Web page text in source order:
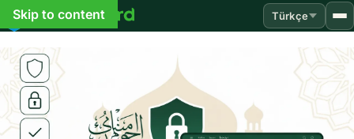
Skip to content Türkçe